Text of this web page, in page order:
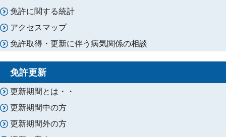
免許に関する統計
アクセスマップ
免許取得・更新に伴う病気関係の相談
免許更新
更新期間とは・・
更新期間中の方
更新期間外の方